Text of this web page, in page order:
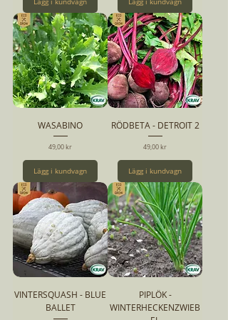
WASABINO
Pris
49,00 kr
Lägg i kundvagn
RÖDBETA - DETROIT 2
Pris
49,00 kr
Lägg i kundvagn
VINTERSQUASH - BLUE
BALLET
PIPLÖK -
WINTERHECKENZWIEB